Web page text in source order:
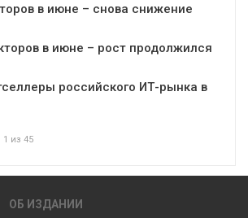
в июне – снова снижение
в июне – рост продолжился
российского ИТ-рынка в
1 из 45
ОБ ИЗДАНИИ